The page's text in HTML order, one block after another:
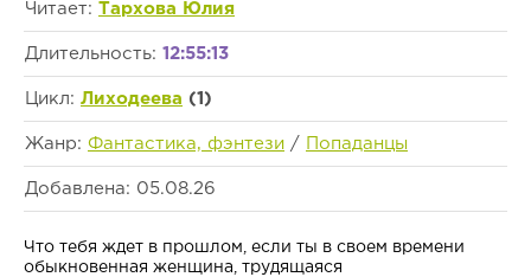
Читает: Тархова Юлия
Длительность: 12:55:13
Цикл: Лиходеева (1)
Жанр: Фантастика, фэнтези / Попаданцы
Добавлена: 05.08.26
Что тебя ждет в прошлом, если ты в своем времени
обыкновенная женщина, трудящаяся